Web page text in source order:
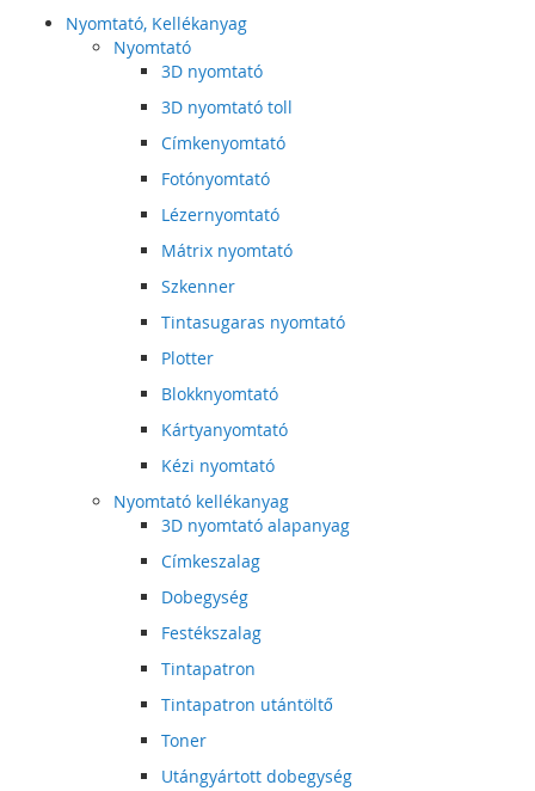
Nyomtató, Kellékanyag
Nyomtató
3D nyomtató
3D nyomtató toll
Címkenyomtató
Fotónyomtató
Lézernyomtató
Mátrix nyomtató
Szkenner
Tintasugaras nyomtató
Plotter
Blokknyomtató
Kártyanyomtató
Kézi nyomtató
Nyomtató kellékanyag
3D nyomtató alapanyag
Címkeszalag
Dobegység
Festékszalag
Tintapatron
Tintapatron utántöltő
Toner
Utángyártott dobegység